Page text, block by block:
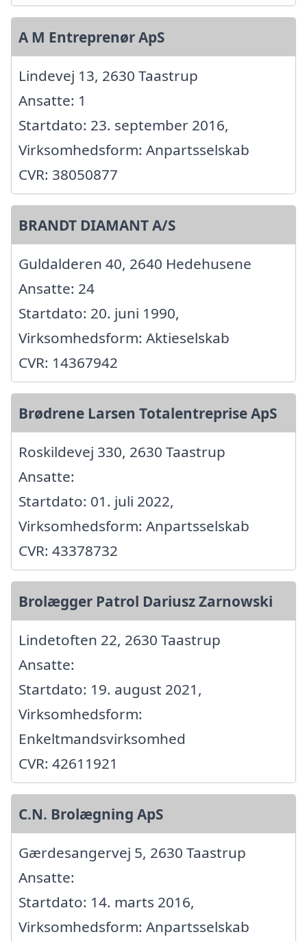
A M Entreprenør ApS
Lindevej 13, 2630 Taastrup
Ansatte: 1
Startdato: 23. september 2016,
Virksomhedsform: Anpartsselskab
CVR: 38050877
BRANDT DIAMANT A/S
Guldalderen 40, 2640 Hedehusene
Ansatte: 24
Startdato: 20. juni 1990,
Virksomhedsform: Aktieselskab
CVR: 14367942
Brødrene Larsen Totalentreprise ApS
Roskildevej 330, 2630 Taastrup
Ansatte:
Startdato: 01. juli 2022,
Virksomhedsform: Anpartsselskab
CVR: 43378732
Brolægger Patrol Dariusz Zarnowski
Lindetoften 22, 2630 Taastrup
Ansatte:
Startdato: 19. august 2021,
Virksomhedsform:
Enkeltmandsvirksomhed
CVR: 42611921
C.N. Brolægning ApS
Gærdesangervej 5, 2630 Taastrup
Ansatte:
Startdato: 14. marts 2016,
Virksomhedsform: Anpartsselskab